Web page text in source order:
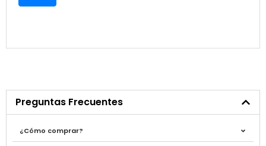
Preguntas Frecuentes
¿Cómo comprar?